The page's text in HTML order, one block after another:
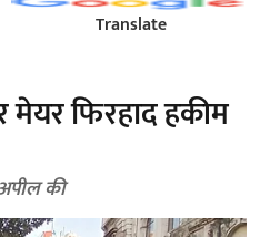
Translate
फिरहाद हकीम
की